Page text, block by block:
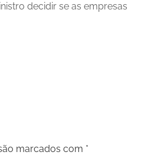
decidir se as empresas
marcados com *